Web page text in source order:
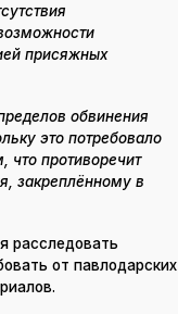
присяжных
обвинения
это потребовало
что противоречит
закреплённому в
расследовать
от павлодарских